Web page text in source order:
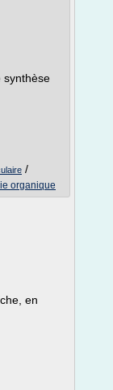
synthèse
/
organique
en